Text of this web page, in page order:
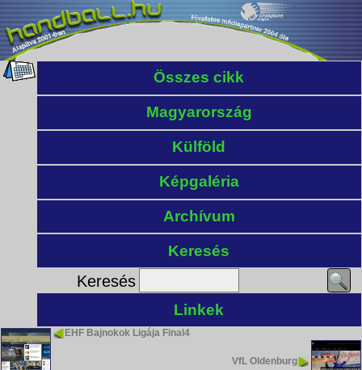
Összes cikk
Magyarország
Külföld
Képgaléria
Archívum
Keresés
Keresés
Linkek
EHF Bajnokok Ligája Final4
VfL Oldenburg